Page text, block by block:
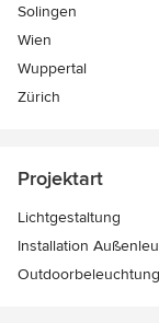
Solingen
Wien
Wuppertal
Zürich
Projektart
Lichtgestaltung
Installation